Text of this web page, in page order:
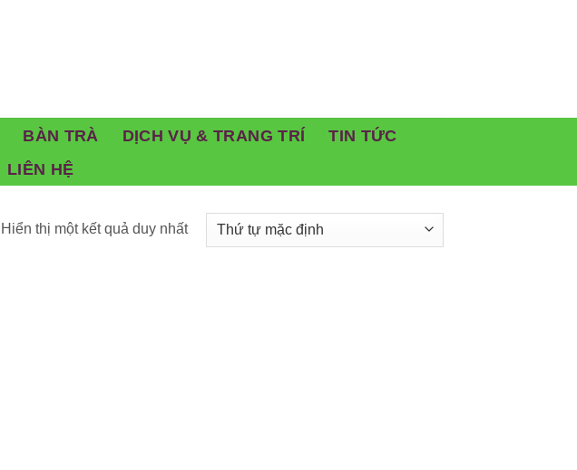
BÀN TRÀ DỊCH VỤ & TRANG TRÍ
TIN TỨC
LIÊN HỆ
Hiển thị một kết quả duy nhất